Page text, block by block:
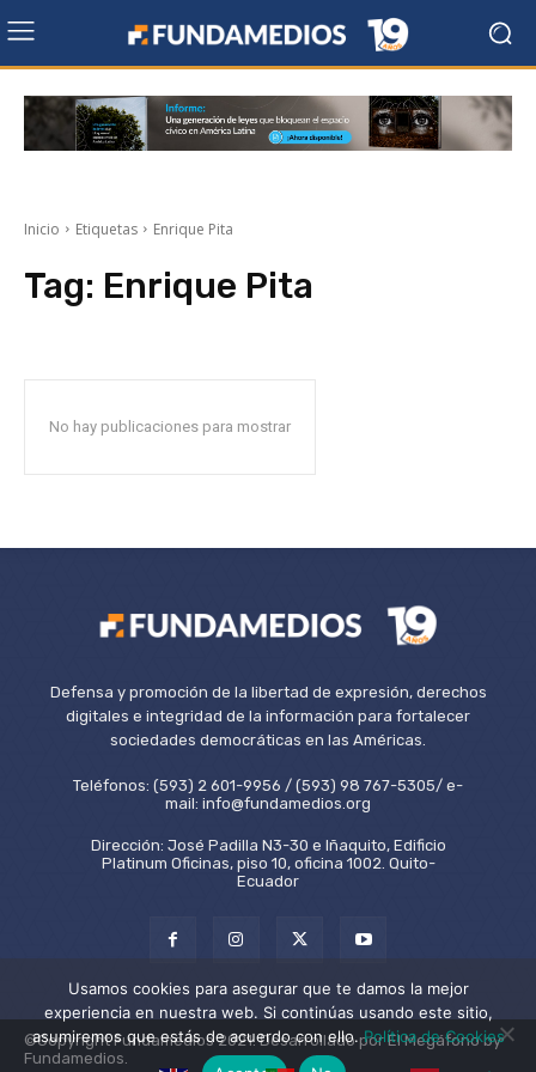
Inicio Etiquetas Enrique Pita
Tag: Enrique Pita
No hay publicaciones para mostrar
Defensa y promoción de la libertad de expresión, derechos
digitales e integridad de la información para fortalecer
sociedades democráticas en las Américas.
Teléfonos: (593) 2 601-9956 / (593) 98 767-5305/ e-
mail: info@fundamedios.org
Dirección: José Padilla N3-30 e Iñaquito, Edificio
Platinum Oficinas, piso 10, oficina 1002. Quito-
Ecuador
©Copyright Fundamedios 2021. Desarrollado por El Megáfono by
Fundamedios.
Usamos cookies para asegurar que te damos la mejor
experiencia en nuestra web. Si continúas usando este sitio,
asumiremos que estás de acuerdo con ello.Política de Cookies